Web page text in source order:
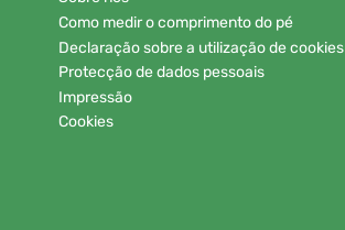
Como medir o comprimento do pé
Declaração sobre a utilização de cookies
Protecção de dados pessoais
Impressão
Cookies